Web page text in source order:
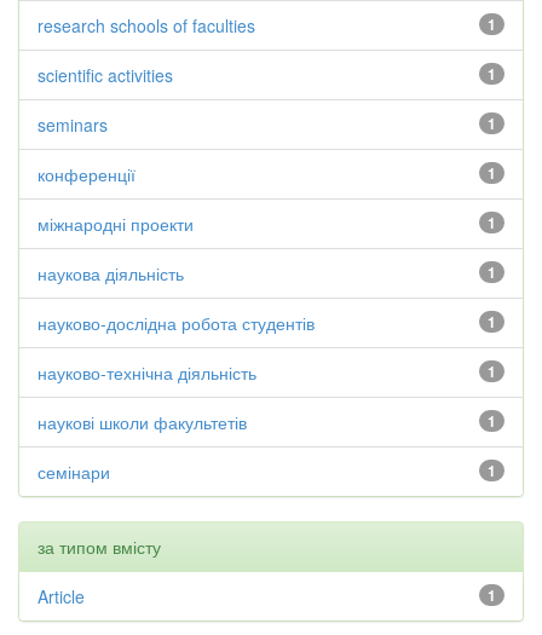
1
research schools of faculties
1
scientific activities
1
seminars
1
конференції
1
міжнародні проекти
1
наукова діяльність
1
науково-дослідна робота студентів
1
науково-технічна діяльність
1
наукові школи факультетів
1
семінари
за типом вмісту
1
Article